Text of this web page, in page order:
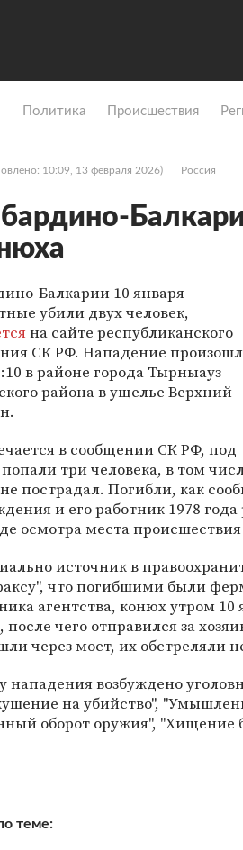
Политика Происшествия
10:09, 13 февраля 2026) Россия
Балкарии 10 января
убили двух человек,
на сайте республиканского
СК РФ. Нападение
в районе города Тырныауз
района в ущелье Верхний
в сообщении СК РФ, под
попали три человека, в том
пострадал. Погибли, как
и его работник 1978
осмотра места
источник в
что погибшими были
агентства, конюх утром
чего отправился за
через мост, их обстреляли
нападения возбуждено
на убийство",
оборот оружия", "Хищение
теме